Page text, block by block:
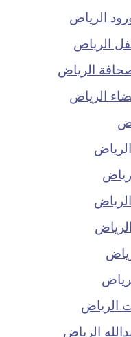
الرياض
الرياض
الرياض
الرياض
الرياض
الرياض